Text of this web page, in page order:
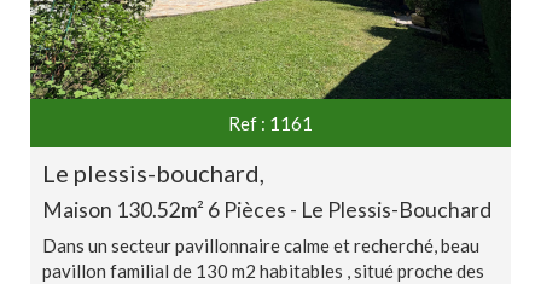
Ref : 1161
le plessis-bouchard,
Maison 130.52m² 6 Pièces - Le Plessis-Bouchard
Dans un secteur pavillonnaire calme et recherché, beau
pavillon familial de 130 m2 habitables , situé proche des